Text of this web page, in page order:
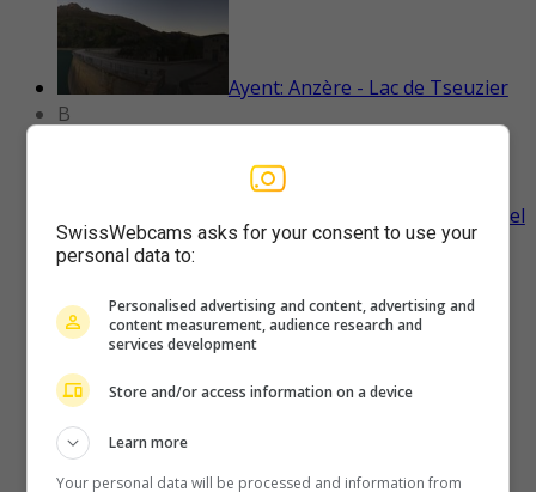
Ayent: Anzère - Lac de Tseuzier
B
Bad Ragaz: Pizol - Station-Pardiel
Bad Ragaz: Pizol - Pardiel
Prodboden
SwissWebcams asks for your consent to use your
personal data to:
Personalised advertising and content, advertising and
content measurement, audience research and
services development
Store and/or access information on a device
Learn more
Your personal data will be processed and information from